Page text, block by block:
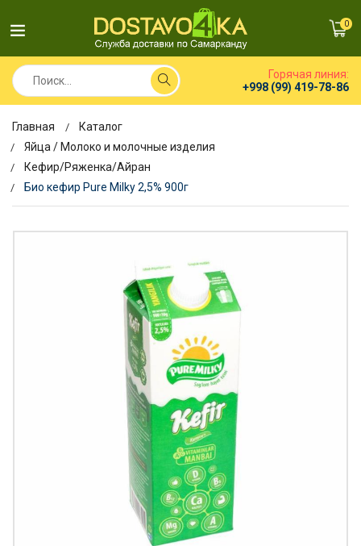
0
Горячая линия:
+998 (99) 419-78-86
Главная
Каталог
Яйца / Молоко и молочные изделия
Кефир/Ряженка/Айран
Био кефир Pure Milky 2,5% 900г